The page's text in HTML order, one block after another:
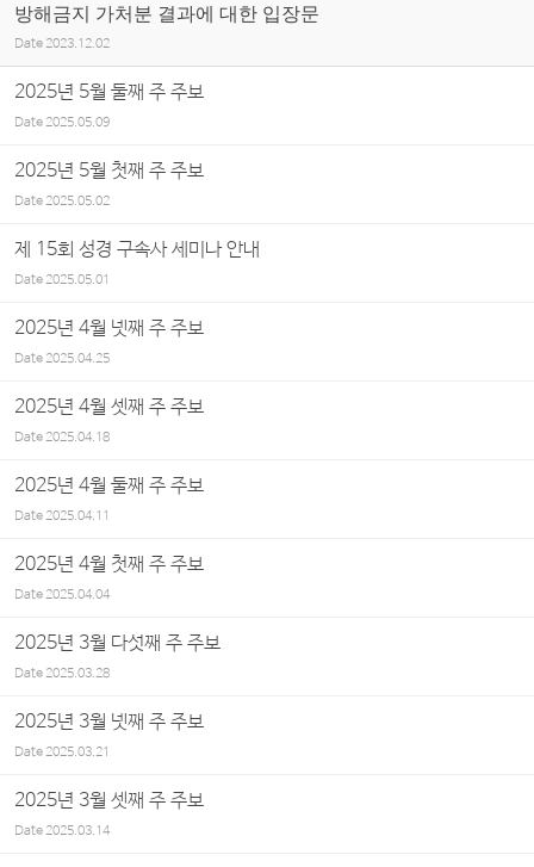
방해금지 가처분 결과에 대한 입장문
Date 2023.12.02
2025년 5월 둘째 주 주보
Date2025.05.09
2025년 5월 첫째 주 주보
Date2025.05.02
제 15회 성경 구속사 세미나 안내
Date2025.05.01
2025년 4월 넷째 주 주보
Date2025.04.25
2025년 4월 셋째 주 주보
Date2025.04.18
2025년 4월 둘째 주 주보
Date2025.04.11
2025년 4월 첫째 주 주보
Date2025.04.04
2025년 3월 다섯째 주 주보
Date2025.03.28
2025년 3월 넷째 주 주보
Date2025.03.21
2025년 3월 셋째 주 주보
Date2025.03.14